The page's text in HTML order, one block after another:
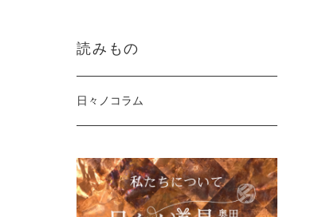
読みもの
日々ノコラム